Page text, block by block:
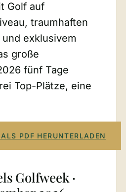
Golf auf
traumhaften
exklusivem
große
fünf Tage
Top-Plätze, eine
PDF HERUNTERLADEN
Golfweek ·